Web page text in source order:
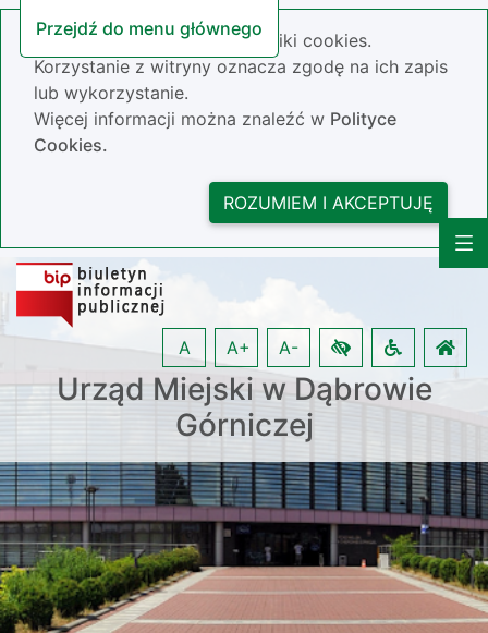
Przejdź do menu głównego
Nasza strona wykorzystuje pliki cookies.
Korzystanie z witryny oznacza zgodę na ich zapis
lub wykorzystanie.
Więcej informacji można znaleźć w Polityce
Cookies.
ROZUMIEM I AKCEPTUJĘ
Urząd Miejski w Dąbrowie
Górniczej
A A+ A-